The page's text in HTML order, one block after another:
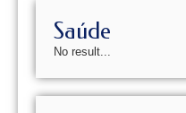
Saúde
No result...